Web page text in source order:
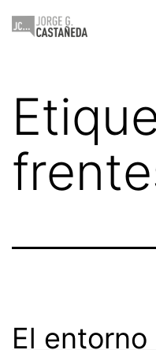
Saltar
Jorge
El